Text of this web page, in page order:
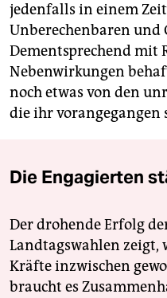
jedenfalls in einem
Unberechenbaren und
Dementsprechend mit
Nebenwirkungen
noch etwas von den
die ihr vorangegangen
Die Engagierten
Der drohende Erfolg
Landtagswahlen zeigt,
Kräfte inzwischen
braucht es